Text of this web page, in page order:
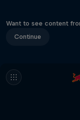
Want to see content
Continue